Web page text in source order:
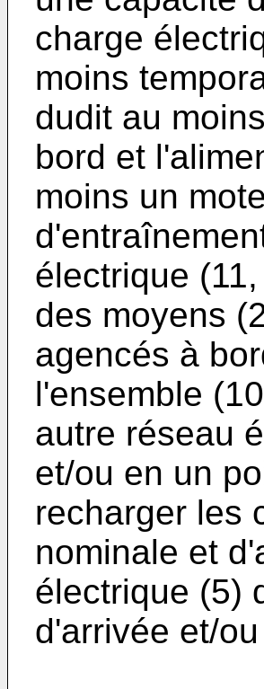
charge
moins
dudit au
bord et
moins un
électrique
des moyens
agencés à
l'ensemble
autre réseau
et/ou en un
recharger les
nominale et
électrique (5)
d'arrivée et/